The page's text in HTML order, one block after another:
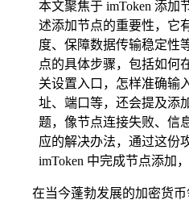
本文聚焦于 imToken 添加
述添加节点的重要性，它
度、保障数据传输稳定性
点的具体步骤，包括如何
关设置入口，怎样准确输
址、端口等，还会提及添
题，像节点连接失败、信
应的解决办法，通过这份
imToken 中完成节点添加
在当今蓬勃发展的加密货